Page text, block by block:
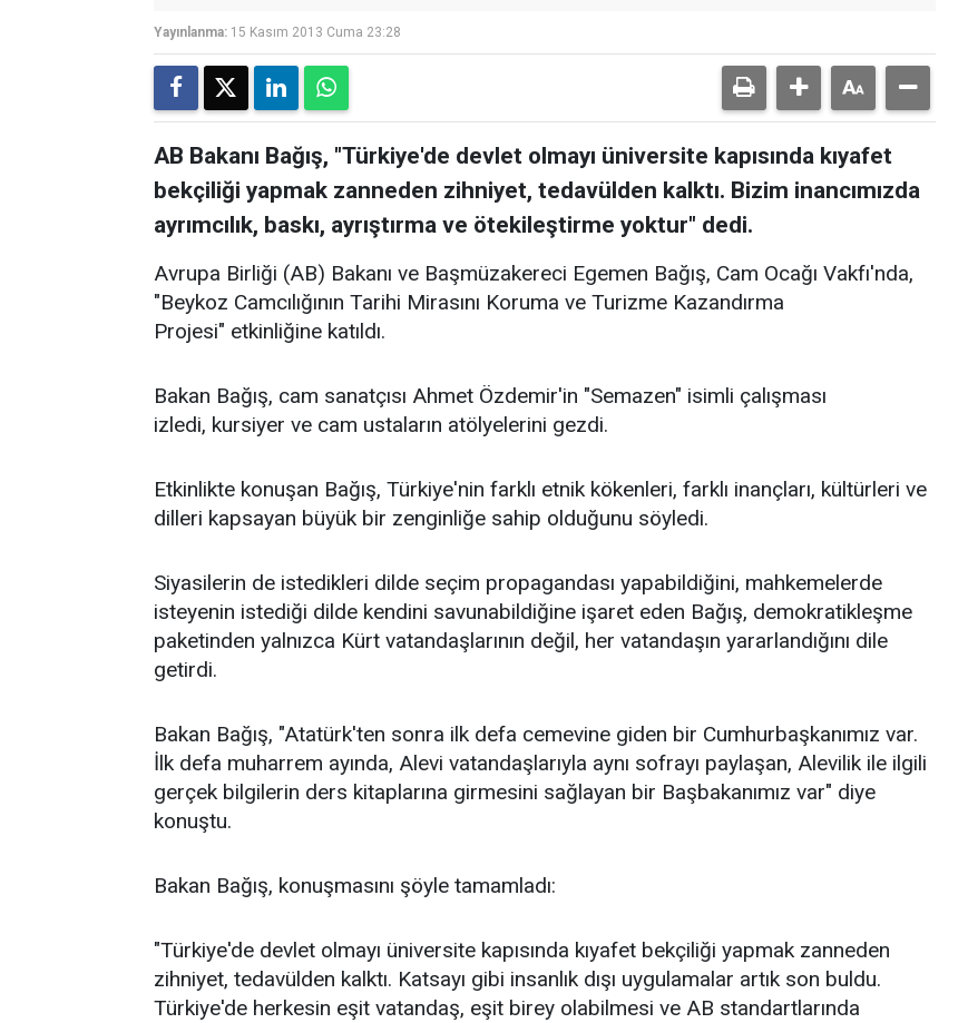
Yayınlanma: 15 Kasım 2013 Cuma 23:28
AB Bakanı Bağış, "Türkiye'de devlet olmayı üniversite kapısında kıyafet
bekçiliği yapmak zanneden zihniyet, tedavülden kalktı. Bizim inancımızda
ayrımcılık, baskı, ayrıştırma ve ötekileştirme yoktur" dedi.
Avrupa Birliği (AB) Bakanı ve Başmüzakereci Egemen Bağış, Cam Ocağı Vakfı'nda,
"Beykoz Camcılığının Tarihi Mirasını Koruma ve Turizme Kazandırma
Projesi" etkinliğine katıldı.
Bakan Bağış, cam sanatçısı Ahmet Özdemir'in "Semazen" isimli çalışması
izledi, kursiyer ve cam ustaların atölyelerini gezdi.
Etkinlikte konuşan Bağış, Türkiye'nin farklı etnik kökenleri, farklı inançları, kültürleri ve
dilleri kapsayan büyük bir zenginliğe sahip olduğunu söyledi.
Siyasilerin de istedikleri dilde seçim propagandası yapabildiğini, mahkemelerde
isteyenin istediği dilde kendini savunabildiğine işaret eden Bağış, demokratikleşme
paketinden yalnızca Kürt vatandaşlarının değil, her vatandaşın yararlandığını dile
getirdi.
Bakan Bağış, "Atatürk'ten sonra ilk defa cemevine giden bir Cumhurbaşkanımız var.
İlk defa muharrem ayında, Alevi vatandaşlarıyla aynı sofrayı paylaşan, Alevilik ile ilgili
gerçek bilgilerin ders kitaplarına girmesini sağlayan bir Başbakanımız var" diye
konuştu.
Bakan Bağış, konuşmasını şöyle tamamladı:
"Türkiye'de devlet olmayı üniversite kapısında kıyafet bekçiliği yapmak zanneden
zihniyet, tedavülden kalktı. Katsayı gibi insanlık dışı uygulamalar artık son buldu.
Türkiye'de herkesin eşit vatandaş, eşit birey olabilmesi ve AB standartlarında